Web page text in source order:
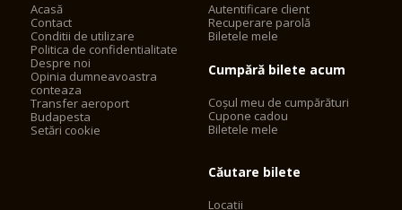
Acasă
Contact
Conditii de utilizare
Politica de confidentialitate
Despre noi
Opinia dumneavoastra
conteaza
Transfer aeroport
Budapesta
Setări cookie
Autentificare client
Recuperare parolă
Biletele mele
Cumpără bilete acum
Coșul meu de cumpărături
Cupone cadou
Biletele mele
Căutare bilete
Locații